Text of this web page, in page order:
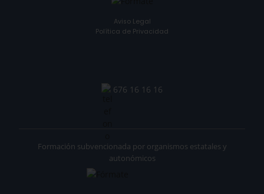
Aviso Legal
Política de Privacidad
676 16 16 16
Formación subvencionada por organismos estatales y
autonómicos